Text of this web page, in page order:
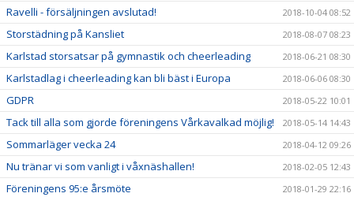
Ravelli - försäljningen avslutad! 2018-10-04 08:52
Storstädning på Kansliet 2018-08-07 08:23
Karlstad storsatsar på gymnastik och cheerleading 2018-06-21 08:30
Karlstadlag i cheerleading kan bli bäst i Europa 2018-06-06 08:30
GDPR 2018-05-22 10:01
Tack till alla som gjorde föreningens Vårkavalkad möjlig! 2018-05-14 14:43
Sommarläger vecka 24 2018-04-12 09:26
Nu tränar vi som vanligt i våxnäshallen! 2018-02-05 12:43
Föreningens 95:e årsmöte 2018-01-29 22:16